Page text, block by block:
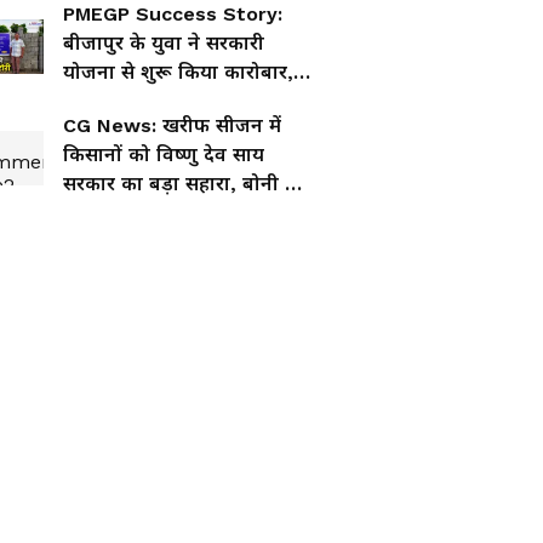
PMEGP Success Story:
बीजापुर के युवा ने सरकारी
योजना से शुरू किया कारोबार,
CG News: खरीफ सीजन में
किसानों को विष्णु देव साय
सरकार का बड़ा सहारा, बोनी से